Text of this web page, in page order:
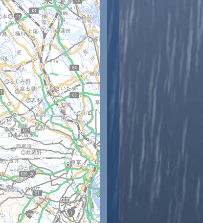
11時 12時 13時 14時